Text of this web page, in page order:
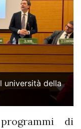
università della
di